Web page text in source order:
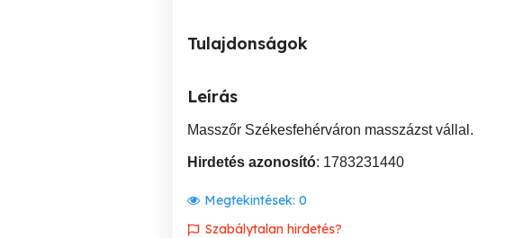
Tulajdonságok
Leírás
Masszőr Székesfehérváron masszázst vállal.
Hirdetés azonosító: 1783231440
Megtekintések: 0
Szabálytalan hirdetés?